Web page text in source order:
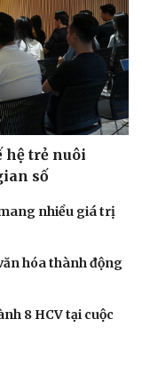
hệ trẻ nuôi
số
nhiều giá trị
hóa thành động
8 HCV tại cuộc